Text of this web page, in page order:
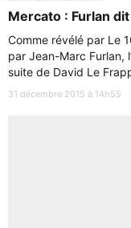
Mercato : Furlan
Comme révélé par Le
par Jean-Marc Furlan,
suite de David Le
31 décembre 2015 à 14h55